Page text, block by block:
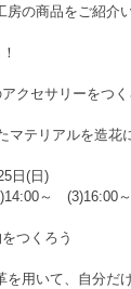
の商品をご紹介
クセサリーをつく
マテリアルを造花
日(日)
～ (3)16:00～
つくろう
を用いて、自分だ